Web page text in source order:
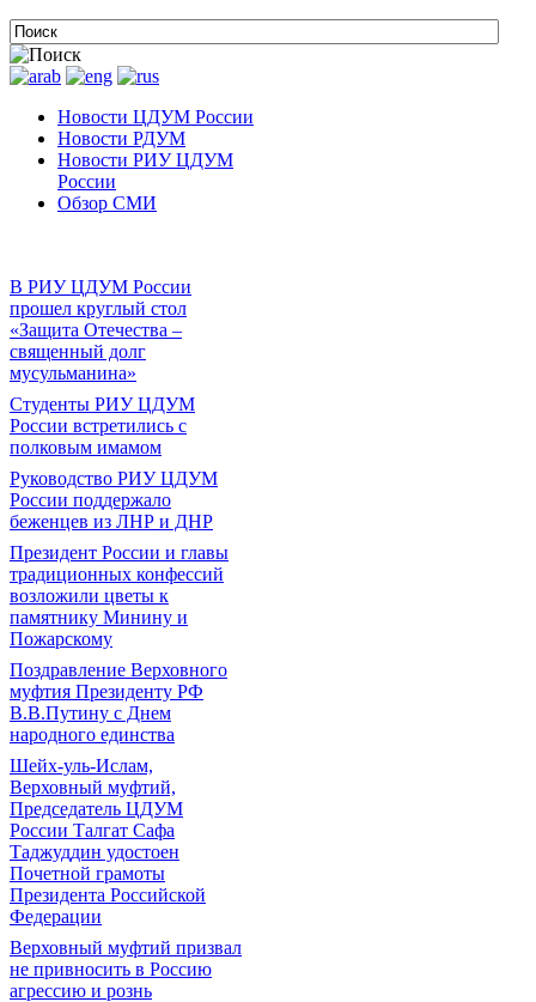
Новости ЦДУМ России
Новости РДУМ
Новости РИУ ЦДУМ
России
Обзор СМИ
В РИУ ЦДУМ России
прошел круглый стол
«Защита Отечества –
священный долг
мусульманина»
Студенты РИУ ЦДУМ
России встретились с
полковым имамом
Руководство РИУ ЦДУМ
России поддержало
беженцев из ЛНР и ДНР
Президент России и главы
традиционных конфессий
возложили цветы к
памятнику Минину и
Пожарскому
Поздравление Верховного
муфтия Президенту РФ
В.В.Путину с Днем
народного единства
Шейх-уль-Ислам,
Верховный муфтий,
Председатель ЦДУМ
России Талгат Сафа
Таджуддин удостоен
Почетной грамоты
Президента Российской
Федерации
Верховный муфтий призвал
не привносить в Россию
агрессию и рознь